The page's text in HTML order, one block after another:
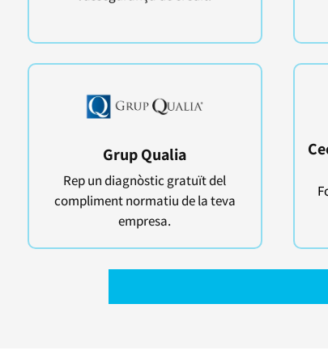
Grup Qualia
Rep un diagnòstic gratuït del
compliment normatiu de la teva
empresa.